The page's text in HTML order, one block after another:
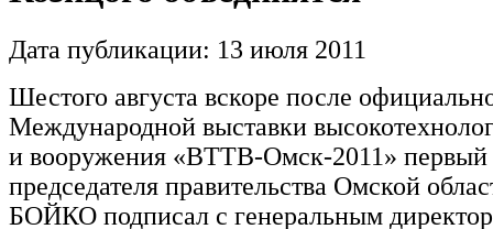
Дата публикации: 13 июля 2011
Шестого августа вскоре после
Международной выставки
и вооружения «ВТТВ-Омск-2011» первый
председателя правительства Омской
БОЙКО подписал с генеральным